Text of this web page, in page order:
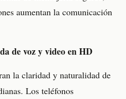
aumentan la comunicación
de voz y video en HD
la claridad y naturalidad de
Los teléfonos